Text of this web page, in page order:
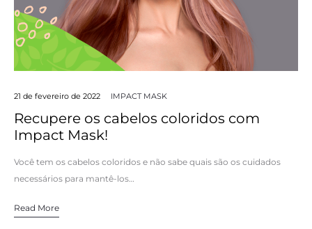
21 de fevereiro de 2022 IMPACT MASK
Recupere os cabelos coloridos com
Impact Mask!
Você tem os cabelos coloridos e não sabe quais são os cuidados
necessários para mantê-los…
Read More